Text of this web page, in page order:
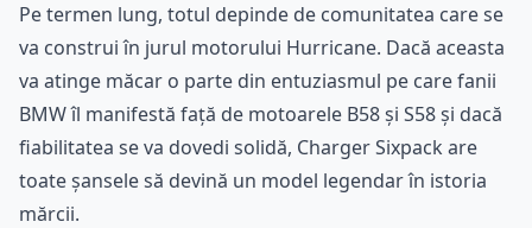
Pe termen lung, totul depinde de comunitatea care se
va construi în jurul motorului Hurricane. Dacă aceasta
va atinge măcar o parte din entuziasmul pe care fanii
BMW îl manifestă față de motoarele B58 și S58 și dacă
fiabilitatea se va dovedi solidă, Charger Sixpack are
toate șansele să devină un model legendar în istoria
mărcii.